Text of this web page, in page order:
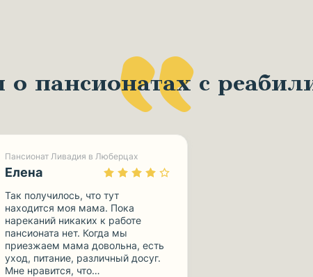
пансионатах с
Пансионат Ливадия в Люберцах
Елена
Так получилось, что тут
находится моя мама. Пока
нареканий никаких к работе
пансионата нет. Когда мы
приезжаем мама довольна, есть
уход, питание, различный досуг.
Мне нравится, что…